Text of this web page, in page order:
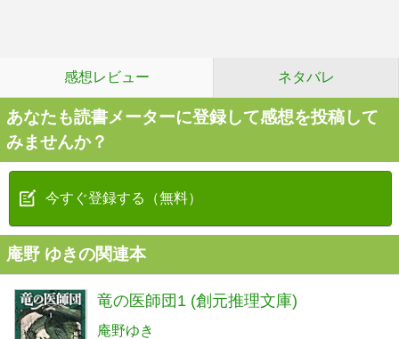
感想レビュー ネタバレ
あなたも読書メーターに登録して感想を投稿して
みませんか？
今すぐ登録する（無料）
庵野 ゆきの関連本
竜の医師団1 (創元推理文庫)
庵野ゆき